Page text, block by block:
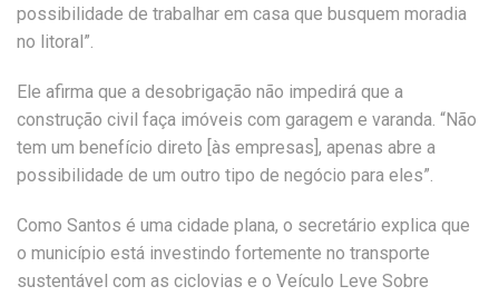
possibilidade de trabalhar em casa que busquem moradia
no litoral”.
Ele afirma que a desobrigação não impedirá que a
construção civil faça imóveis com garagem e varanda. “Não
tem um benefício direto [às empresas], apenas abre a
possibilidade de um outro tipo de negócio para eles”.
Como Santos é uma cidade plana, o secretário explica que
o município está investindo fortemente no transporte
sustentável com as ciclovias e o Veículo Leve Sobre